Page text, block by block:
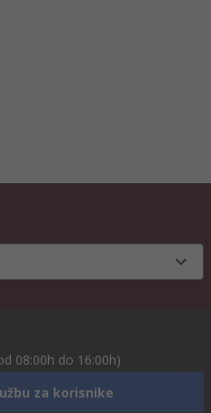
08:00h do 16:00h)
za korisnike